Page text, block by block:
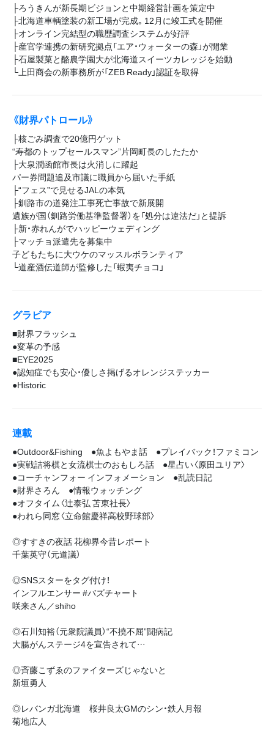
├ろうきんが新長期ビジョンと中期経営計画を策定中
├北海道車輌塗装の新工場が完成。12月に竣工式を開催
├オンライン完結型の職歴調査システムが好評
├産官学連携の新研究拠点「エア・ウォーターの森」が開業
├石屋製菓と酪農学園大が北海道スイーツカレッジを始動
└上田商会の新事務所が「ZEB Ready」認証を取得
《財界パトロール》
├核ごみ調査で20億円ゲット
“寿都のトップセールスマン”片岡町長のしたたか
├大泉潤函館市長は火消しに躍起
パー券問題追及市議に職員から届いた手紙
├“フェス”で見せるJALの本気
├釧路市の道発注工事死亡事故で新展開
遺族が国（釧路労働基準監督署）を「処分は違法だ」と提訴
├新・赤れんがでハッピーウェディング
├マッチョ派遣先を募集中
子どもたちに大ウケのマッスルボランティア
└道産酒伝道師が監修した「蝦夷チョコ」
グラビア
■財界フラッシュ
●変革の予感
■EYE2025
●認知症でも安心・優しさ掲げるオレンジステッカー
●Historic
連載
●Outdoor&Fishing ●魚よもやま話 ●プレイバック！ファミコン
●実戦詰将棋と女流棋士のおもしろ話 ●星占い〈原田ユリア〉
●コーチャンフォー インフォメーション ●乱読日記
●財界さろん ●情報ウォッチング
●オフタイム〈辻泰弘 苫東社長〉
●われら同窓〈立命館慶祥高校野球部〉
◎すすきの夜話 花柳界今昔レポート
千葉英守（元道議）
◎SNSスターをタグ付け！
インフルエンサー #バズチャート
咲来さん／shiho
◎石川知裕（元衆院議員）“不撓不屈”闘病記
大腸がんステージ4を宣告されて…
◎斉藤こずゑのファイターズじゃないと
新垣勇人
◎レバンガ北海道 桜井良太GMのシン・鉄人月報
菊地広人